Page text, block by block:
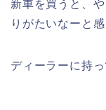
新車を買うと、
りがたいなーと感
ディーラーに持